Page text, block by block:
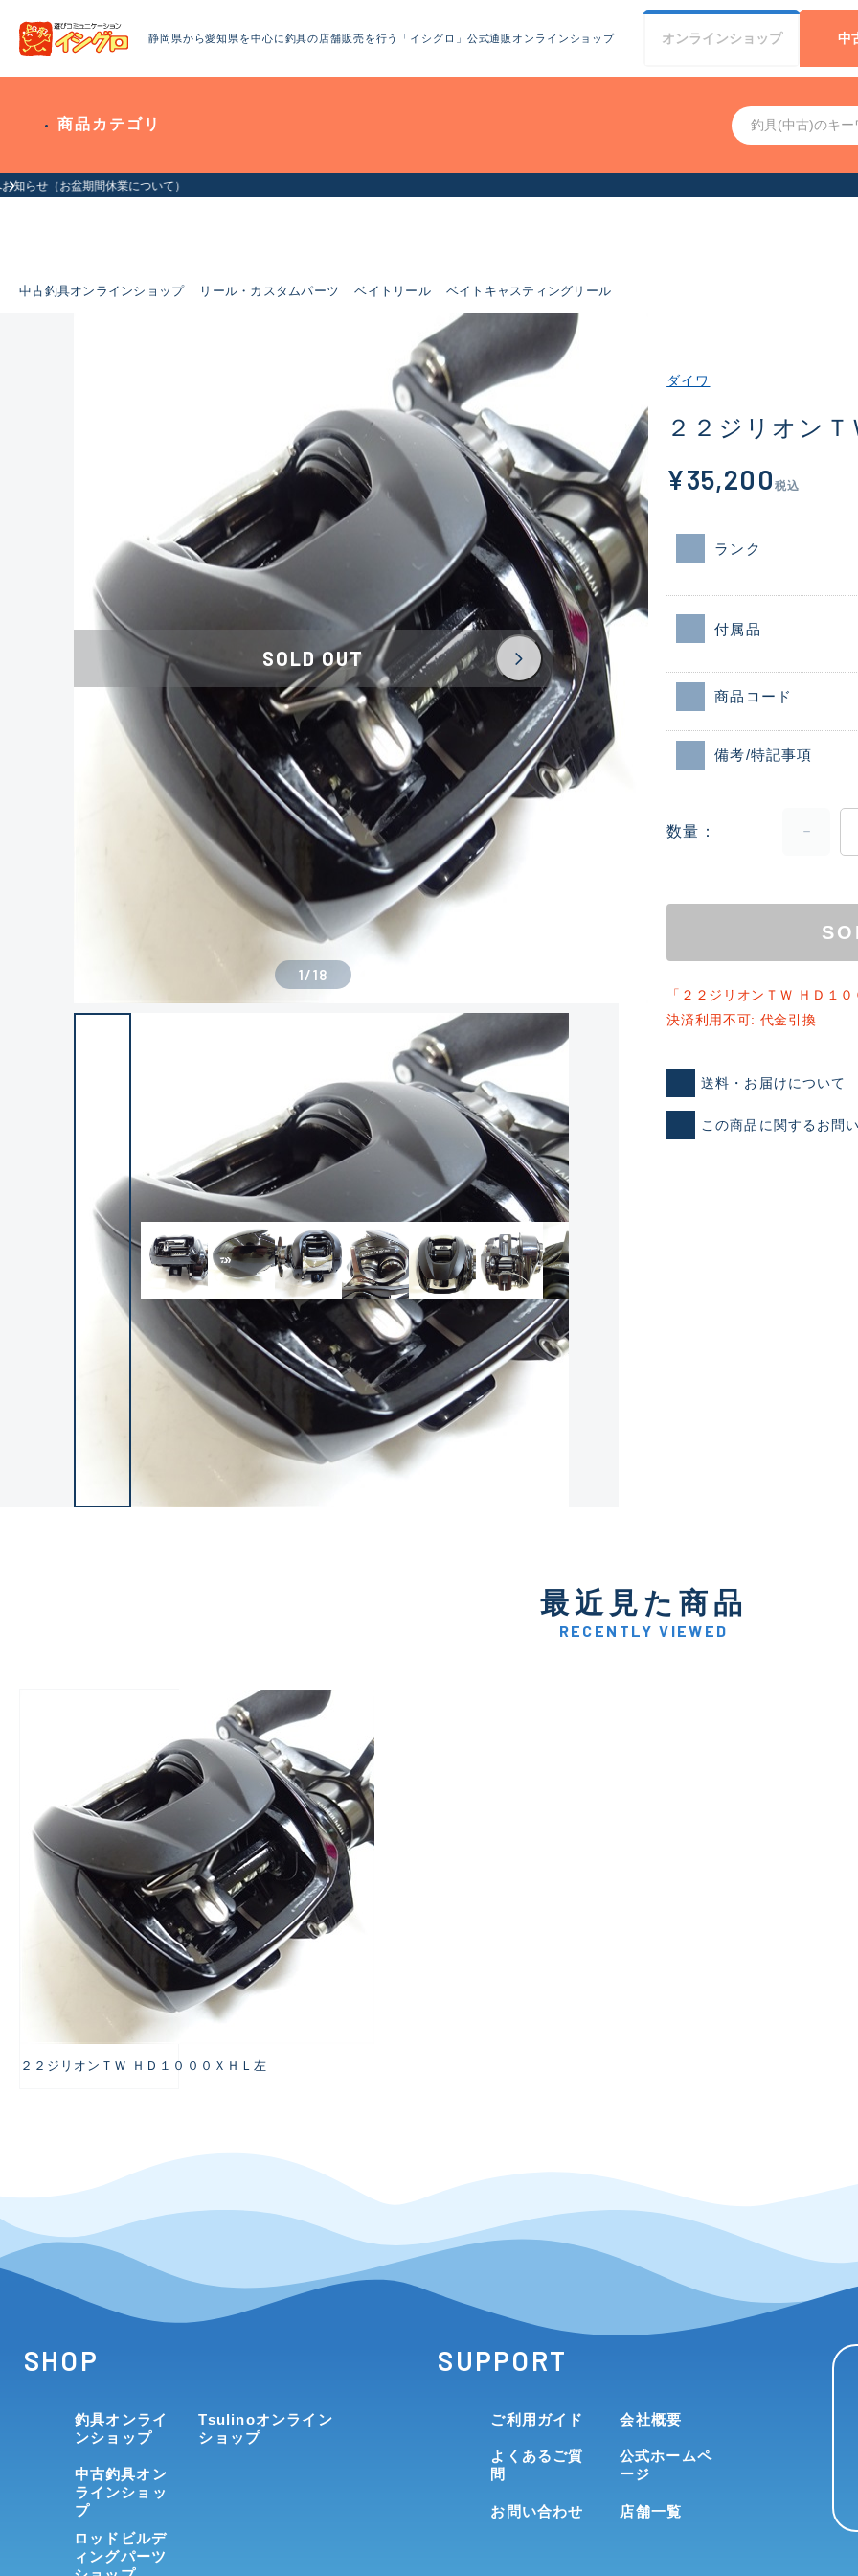
静岡県から愛知県を中心に釣具の店舗販売を行う「イシグロ」公式通販オンラインショップ オンラインショップ 中
商品カテゴリ
中古釣具オンラインショップ リール・カスタムパーツ ベイトリール ベイトキャスティングリール
ランクとは？
悪
C-
い品
SOLD OUT
1/18
ダイワ
２２ジリオン
¥35,200 税込
ランク
付属品
商品コード
備考/特記事項
数量
「２２ジリオンＴＷ ＨＤ１
決済利用不可: 代金引換
送料・お届けについて
この商品に関するお問
最近見た商品
RECENTLY VIEWED
２２ジリオンＴＷ ＨＤ１０００ＸＨＬ左
SHOP
釣具オンライ
ンショップ
中古釣具オン
ラインショッ
プ
ロッドビルデ
ィングパーツ
Tsulinoオンライン
ショップ
SUPPORT
ご利用ガイド
よくあるご質
問
お問い合わせ
会社概要
公式ホームペ
ージ
店舗一覧